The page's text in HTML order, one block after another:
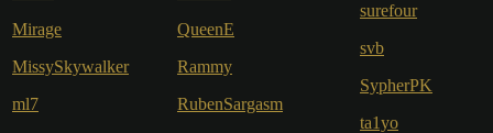
Mirage
MissySkywalker
ml7
QueenE
Rammy
RubenSargasm
surefour
svb
SypherPK
ta1yo